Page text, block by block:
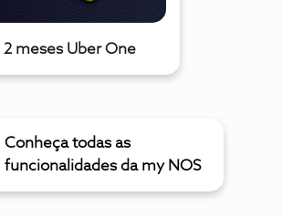
meses Uber One
Conheça todas as
funcionalidades da my NOS